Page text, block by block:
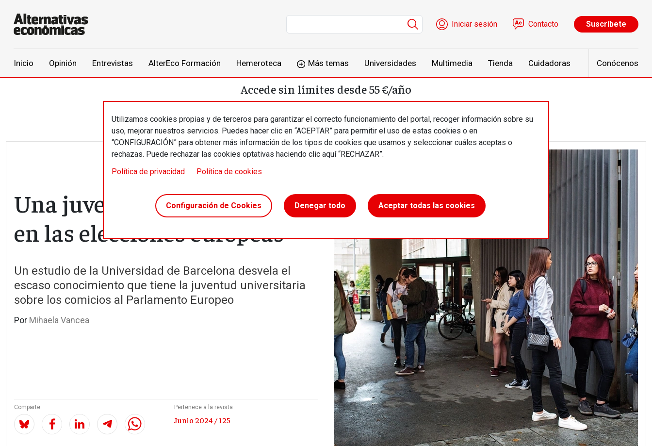
Menú de cuenta de usuario
Iniciar sesión Contacto Suscríbete
Inicio Opinión Entrevistas AlterEco Formación Hemeroteca Más temas Universidades Multimedia Tienda Cuidadoras Conócenos
Utilizamos cookies propias y de terceros para garantizar el correcto funcionamiento del portal, recoger información sobre su
uso, mejorar nuestros servicios. Puedes hacer clic en “ACEPTAR” para permitir el uso de estas cookies o en
“CONFIGURACIÓN” para obtener más información de los tipos de cookies que usamos y seleccionar cuáles aceptas o
rechazas. Puede rechazar las cookies optativas haciendo clic aquí “RECHAZAR”.
Política de privacidad
Política de cookies
Configuración de Cookies Denegar todo Aceptar todas las cookies
Accede sin límites desde 55 €/año
Una juventud poco partícipe
en las elecciones europeas
Un estudio de la Universidad de Barcelona desvela el
escaso conocimiento que tiene la juventud universitaria
sobre los comicios al Parlamento Europeo
Por Mihaela Vancea
Comparte Pertenece a la revista
Junio 2024 / 125